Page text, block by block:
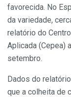
favorecida. No
da variedade,
relatório do
Aplicada (Cepea)
setembro.
Dados do
que a colheita de